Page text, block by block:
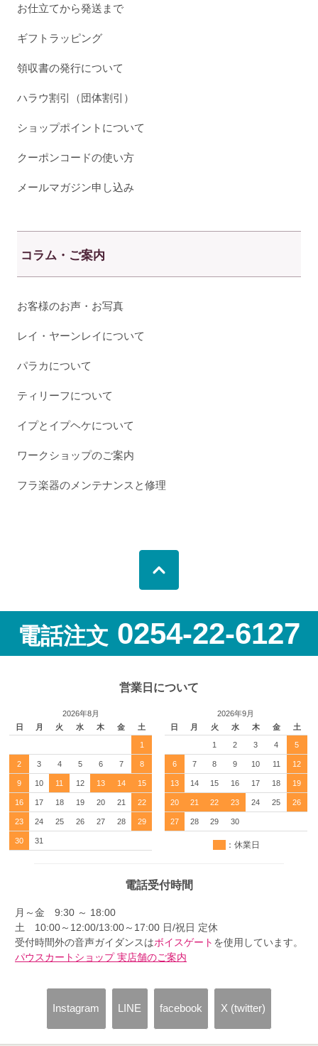
お仕立てから発送まで
ギフトラッピング
領収書の発行について
ハラウ割引（団体割引）
ショップポイントについて
クーポンコードの使い方
メールマガジン申し込み
コラム・ご案内
お客様のお声・お写真
レイ・ヤーンレイについて
パラカについて
ティリーフについて
イプとイプヘケについて
ワークショップのご案内
フラ楽器のメンテナンスと修理
電話注文 0254-22-6127
営業日について
2026年8月
日
月 火 水 木 金 土
1
2 3 4 5 6 7 8
9 10 11 12 13 14 15
16 17 18 19 20 21 22
23 24 25 26 27 28 29
30 31
2026年9月
日
月 火 水 木 金 土
1 2 3 4 5
6 7 8 9 10 11 12
13 14 15 16 17 18 19
20 21 22 23 24 25 26
27 28 29 30
：休業日
電話受付時間
月～金 9:30 ～ 18:00
土 10:00～12:00/13:00～17:00 日/祝日 定休
受付時間外の音声ガイダンスはボイスゲート を使用しています。
パウスカートショップ 実店舗のご案内
Instagram LINE facebook X (twitter)